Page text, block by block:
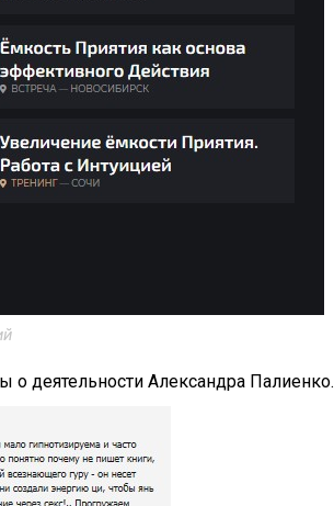
деятельности Александра Палиенко.